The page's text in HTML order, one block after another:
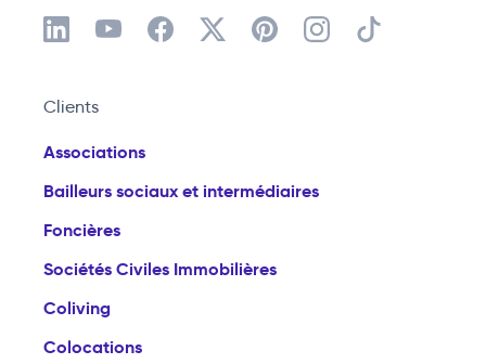
Clients
Associations
Bailleurs sociaux et intermédiaires
Foncières
Sociétés Civiles Immobilières
Coliving
Colocations